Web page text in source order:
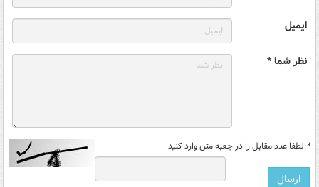
ایمیل
نظر شما *
* لطفا عدد مقابل را در جعبه متن وارد کنید